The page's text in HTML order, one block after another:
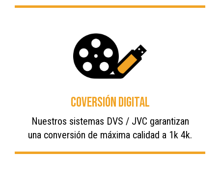
Coversión digital
Nuestros sistemas DVS / JVC garantizan
una conversión de máxima calidad a 1k 4k.